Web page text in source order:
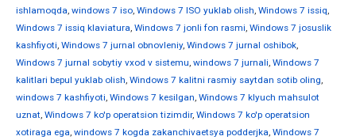
ishlamoqda, windows 7 iso, Windows 7 ISO yuklab olish, Windows 7 issiq,
Windows 7 issiq klaviatura, Windows 7 jonli fon rasmi, Windows 7 josuslik
kashfiyoti, Windows 7 jurnal obnovleniy, Windows 7 jurnal oshibok,
Windows 7 jurnal sobytiy vxod v sistemu, windows 7 jurnali, Windows 7
kalitlari bepul yuklab olish, Windows 7 kalitni rasmiy saytdan sotib oling,
windows 7 kashfiyoti, Windows 7 kesilgan, Windows 7 klyuch mahsulot
uznat, Windows 7 ko'p operatsion tizimdir, Windows 7 ko'p operatsion
xotiraga ega, windows 7 kogda zakanchivaetsya podderjka, Windows 7